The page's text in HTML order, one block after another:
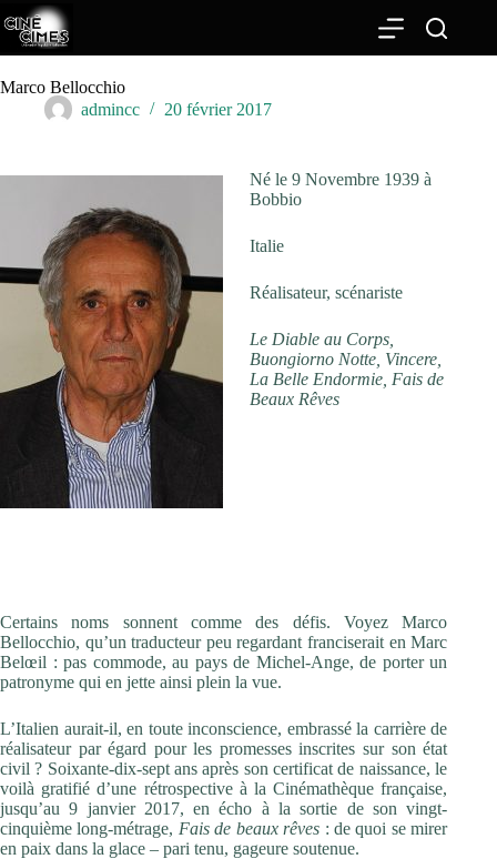
Passer
au
contenu
Marco Bellocchio
admincc
20 février 2017
Né le 9 Novembre 1939 à
Bobbio
Italie
Réalisateur, scénariste
Le Diable au Corps,
Buongiorno Notte, Vincere,
La Belle Endormie, Fais de
Beaux Rêves
Certains noms sonnent comme des défis. Voyez Marco
Bellocchio, qu’un traducteur peu regardant franciserait en Marc
Belœil : pas commode, au pays de Michel-Ange, de porter un
patronyme qui en jette ainsi plein la vue.
L’Italien aurait-il, en toute inconscience, embrassé la carrière de
réalisateur par égard pour les promesses inscrites sur son état
civil ? Soixante-dix-sept ans après son certificat de naissance, le
voilà gratifié d’une rétrospective à la Cinémathèque française,
jusqu’au 9 janvier 2017, en écho à la sortie de son vingt-
cinquième long-métrage, Fais de beaux rêves : de quoi se mirer
en paix dans la glace – pari tenu, gageure soutenue.